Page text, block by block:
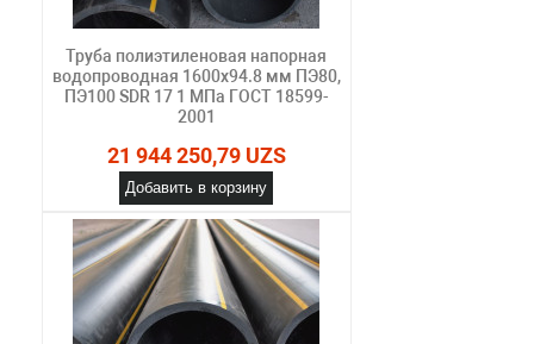
Труба полиэтиленовая напорная
водопроводная 1600х94.8 мм ПЭ80,
ПЭ100 SDR 17 1 МПа ГОСТ 18599-
2001
21 944 250,79 UZS
Добавить в корзину